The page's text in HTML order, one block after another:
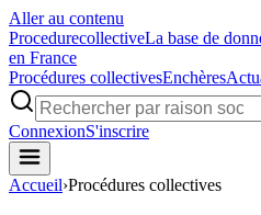
Aller au contenu
ProcedurecollectiveLa base de
en France
Procédures collectivesEnchères
ConnexionS'inscrire
Accueil›Procédures collectives